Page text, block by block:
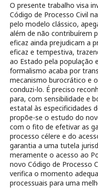
O presente trabalho visa
Código de Processo Civil
pelo modelo clássico,
além de não contribuírem
eficaz ainda prejudicam a
eficaz e tempestiva,
ao Estado pela população
formalismo acaba por
mecanismo burocrático e
conduzi-lo. É preciso
para, com sensibilidade e
estatal às especificidades
propõe-se o estudo do
com o fito de efetivar as
processo célere e do
garantia a uma tutela
meramente o acesso ao
novo Código de Processo
verifica o momento
processuais para uma